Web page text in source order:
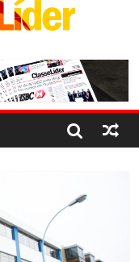
NO FIM
NA RETA FINAL